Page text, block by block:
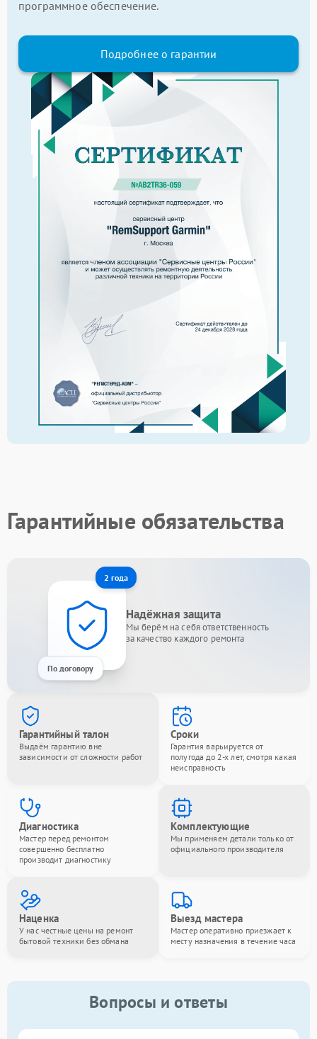
программное обеспечение.
Подробнее о гарантии
Гарантийные обязательства
2 года
По договору
Надёжная защита
Мы берём на себя ответственность
за качество каждого ремонта
Гарантийный талон
Выдаём гарантию вне
зависимости от сложности работ
Сроки
Гарантия варьируется от
полугода до 2-х лет, смотря какая
неисправность
Диагностика
Мастер перед ремонтом
совершенно бесплатно
производит диагностику
Комплектующие
Мы применяем детали только от
официального производителя
Наценка
У нас честные цены на ремонт
бытовой техники без обмана
Выезд мастера
Мастер оперативно приезжает к
месту назначения в течение часа
Вопросы и ответы